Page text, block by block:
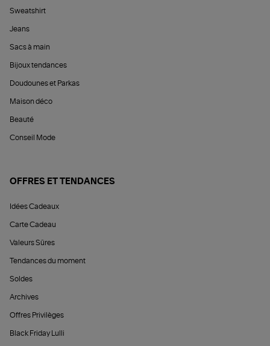
Sweatshirt
Jeans
Sacs à main
Bijoux tendances
Doudounes et Parkas
Maison déco
Beauté
Conseil Mode
OFFRES ET TENDANCES
Idées Cadeaux
Carte Cadeau
Valeurs Sûres
Tendances du moment
Soldes
Archives
Offres Privilèges
Black Friday Lulli